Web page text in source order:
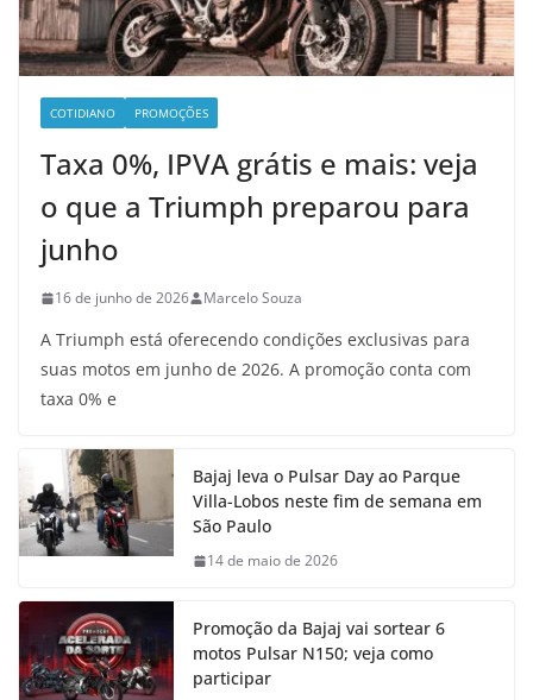
COTIDIANO PROMOÇÕES
Taxa 0%, IPVA grátis e mais: veja
o que a Triumph preparou para
junho
16 de junho de 2026 Marcelo Souza
A Triumph está oferecendo condições exclusivas para
suas motos em junho de 2026. A promoção conta com
taxa 0% e
Bajaj leva o Pulsar Day ao Parque
Villa-Lobos neste fim de semana em
São Paulo
14 de maio de 2026
Promoção da Bajaj vai sortear 6
motos Pulsar N150; veja como
participar